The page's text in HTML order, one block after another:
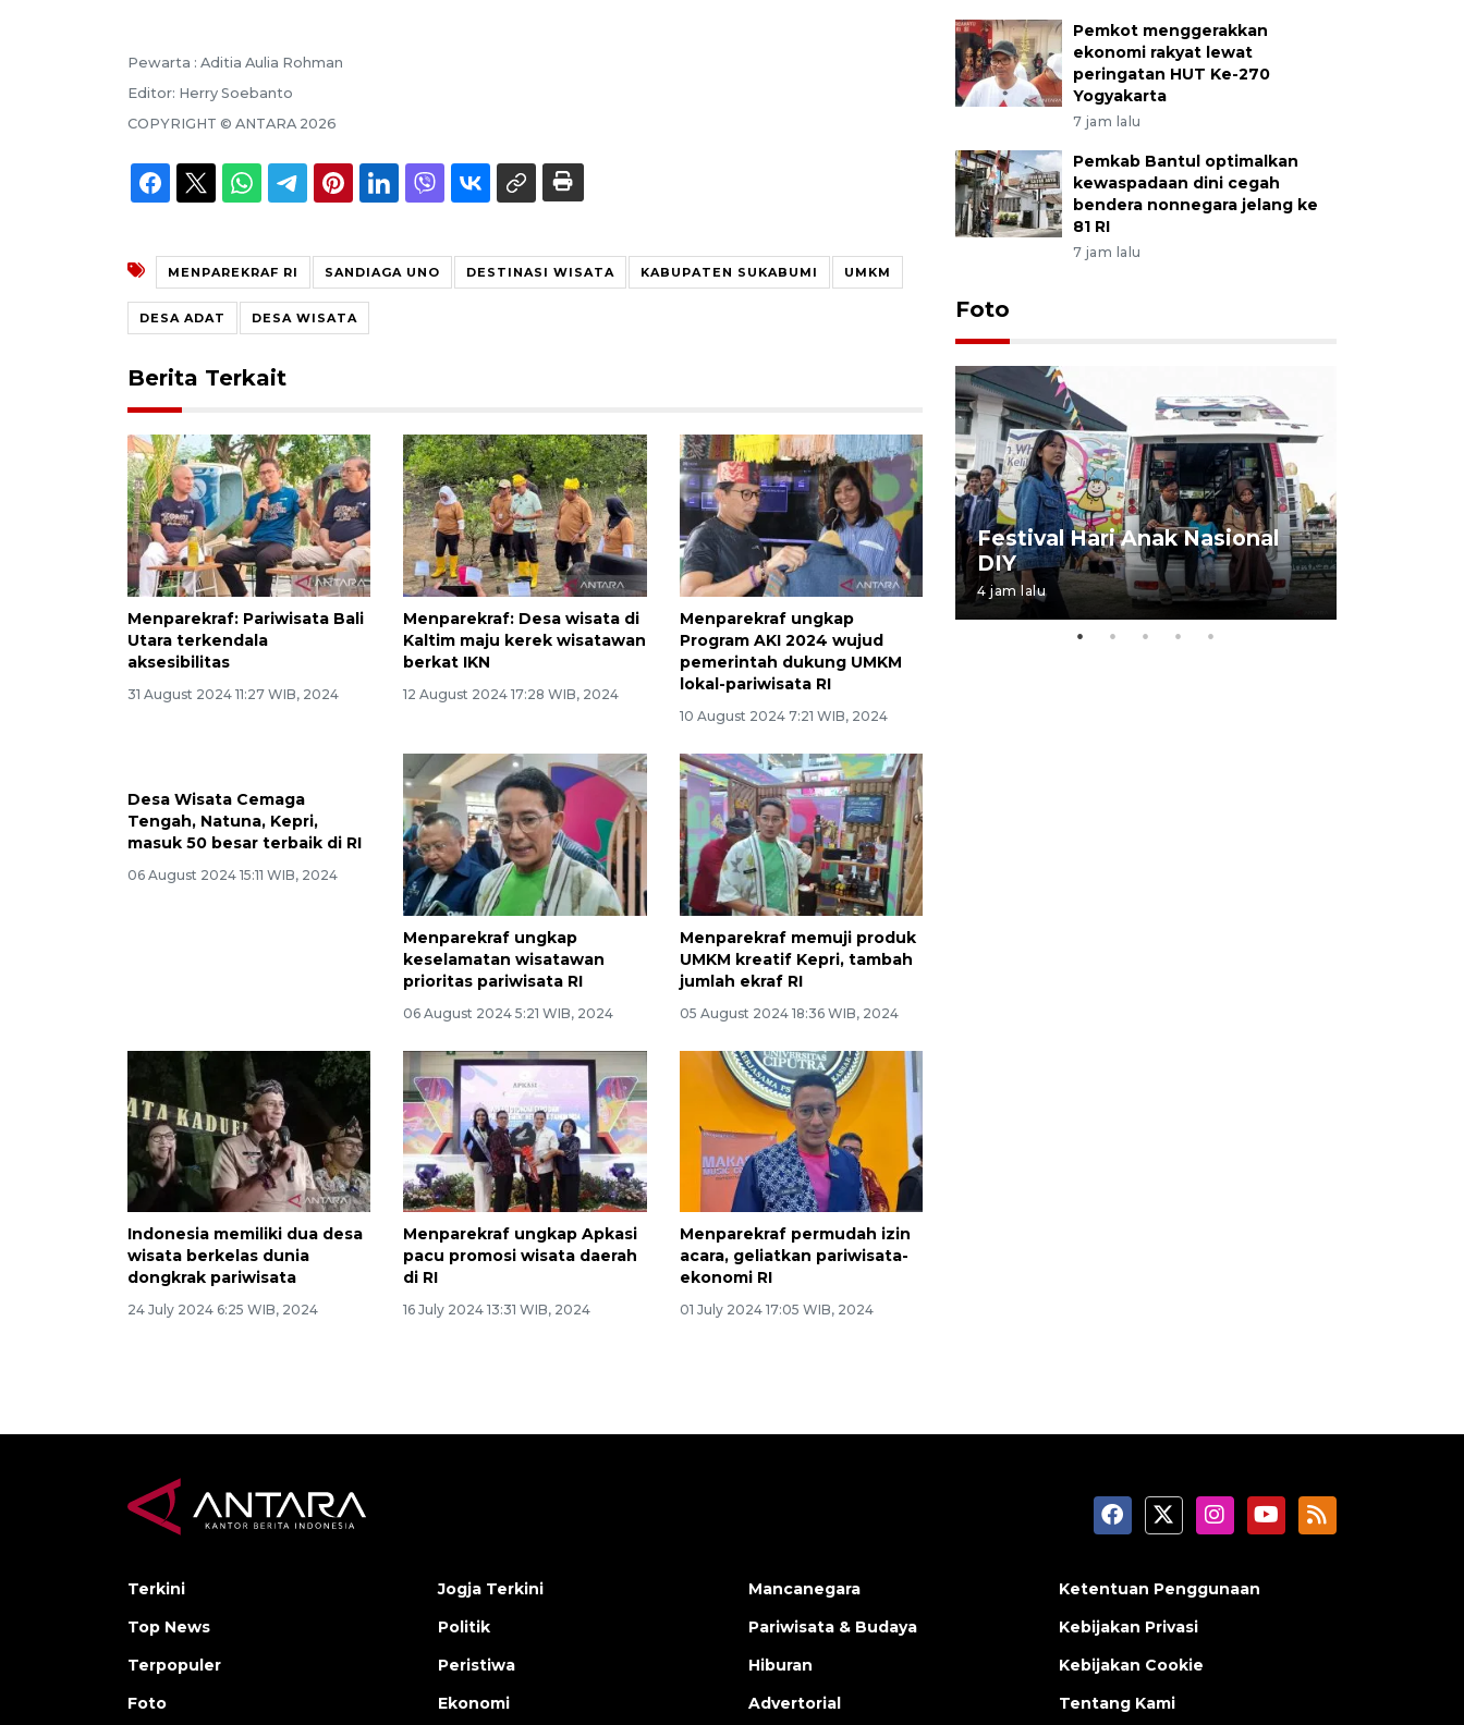
Pewarta : Aditia Aulia Rohman
Editor: Herry Soebanto
COPYRIGHT © ANTARA 2026
MENPAREKRAF RI SANDIAGA UNO DESTINASI WISATA KABUPATEN SUKABUMI UMKM
DESA ADAT DESA WISATA
Berita Terkait
Menparekraf: Pariwisata Bali
Utara terkendala
aksesibilitas
31 August 2024 11:27 WIB, 2024
Menparekraf: Desa wisata di
Kaltim maju kerek wisatawan
berkat IKN
12 August 2024 17:28 WIB, 2024
Menparekraf ungkap
Program AKI 2024 wujud
pemerintah dukung UMKM
lokal-pariwisata RI
10 August 2024 7:21 WIB, 2024
Desa Wisata Cemaga
Tengah, Natuna, Kepri,
masuk 50 besar terbaik di RI
06 August 2024 15:11 WIB, 2024
Menparekraf ungkap
keselamatan wisatawan
prioritas pariwisata RI
06 August 2024 5:21 WIB, 2024
Menparekraf memuji produk
UMKM kreatif Kepri, tambah
jumlah ekraf RI
05 August 2024 18:36 WIB, 2024
Indonesia memiliki dua desa
wisata berkelas dunia
dongkrak pariwisata
24 July 2024 6:25 WIB, 2024
Menparekraf ungkap Apkasi
pacu promosi wisata daerah
di RI
16 July 2024 13:31 WIB, 2024
Menparekraf permudah izin
acara, geliatkan pariwisata-
ekonomi RI
01 July 2024 17:05 WIB, 2024
Pemkot menggerakkan
ekonomi rakyat lewat
peringatan HUT Ke-270
Yogyakarta
7 jam lalu
Pemkab Bantul optimalkan
kewaspadaan dini cegah
bendera nonnegara jelang ke
81 RI
7 jam lalu
Foto
BPJS Kesehatan Yogyakarta
perkuat sinergi dengan
ANTARA Biro DIY
03 August 2026 17:24 WIB
Festival Hari Anak Nasional
DIY
4 jam lalu
Terkini
Top News
Terpopuler
Foto
Jogja Terkini
Politik
Peristiwa
Ekonomi
Mancanegara
Pariwisata & Budaya
Hiburan
Advertorial
Ketentuan Penggunaan
Kebijakan Privasi
Kebijakan Cookie
Tentang Kami